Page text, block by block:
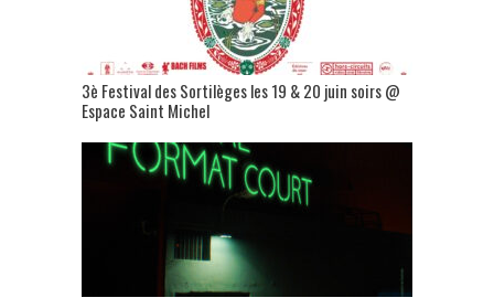
3è Festival des Sortilèges les 19 & 20 juin soirs @
Espace Saint Michel